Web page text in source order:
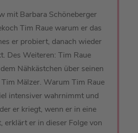
mit Barbara Schöneberger
Tim Raue warum er das
er probiert, danach wieder
Des Weiteren: Tim Raue
Nähkästchen über seinen
Mälzer. Warum Tim Raue
intensiver wahrnimmt und
er kriegt, wenn er in eine
erklärt er in dieser Folge von